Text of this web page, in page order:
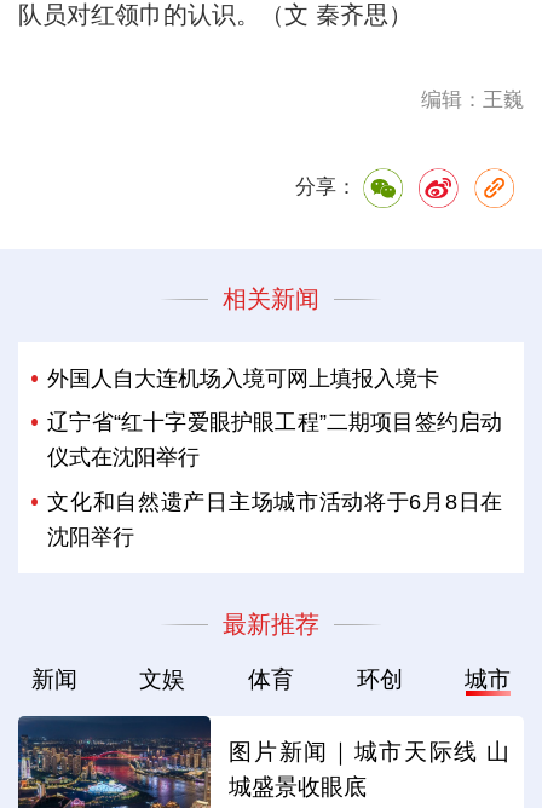
队员对红领巾的认识。（文 秦齐思）
编辑：王巍
分享：
相关新闻
外国人自大连机场入境可网上填报入境卡
辽宁省“红十字爱眼护眼工程”二期项目签约启动
仪式在沈阳举行
文化和自然遗产日主场城市活动将于6月8日在
沈阳举行
最新推荐
新闻 文娱 体育 环创 城市
图片新闻｜城市天际线 山
城盛景收眼底